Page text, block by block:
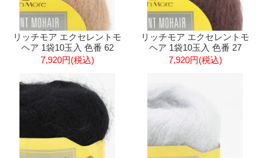
リッチモア エクセレントモ
ヘア 1袋10玉入 色番 62
7,920円(税込)
リッチモア エクセレントモ
ヘア 1袋10玉入 色番 27
7,920円(税込)